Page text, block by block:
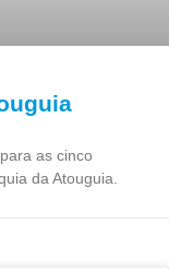
as cinco
da Atouguia.